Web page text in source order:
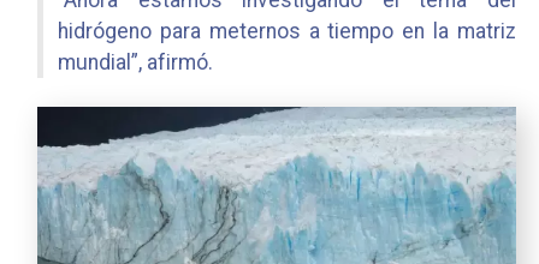
hidrógeno para meternos a tiempo en la matriz
mundial”, afirmó.